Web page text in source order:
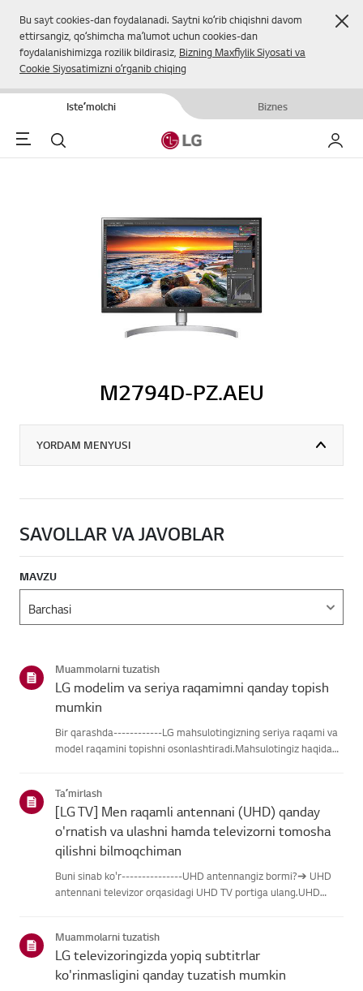
Bu sayt cookies-dan foydalanadi. Saytni koʻrib chiqishni davom
ettirsangiz, qoʻshimcha maʼlumot uchun cookies-dan
foydalanishimizga rozilik bildirasiz, Bizning Maxfiylik Siyosati va
Cookie Siyosatimizni oʻrganib chiqing
Isteʼmolchi Biznes
Menu Qidirish
M2794D-PZ.AEU
YORDAM MENYUSI
SAVOLLAR VA JAVOBLAR
MAVZU
Muammolarni tuzatish
LG modelim va seriya raqamimni qanday topish
mumkin
Bir qarashda------------LG mahsulotingizning seriya raqami va
model raqamini topishni osonlashtiradi.Mahsulotingiz haqidagi
Taʼmirlash
[LG TV] Men raqamli antennani (UHD) qanday
o'rnatish va ulashni hamda televizorni tomosha
qilishni bilmoqchiman
Buni sinab ko'r---------------UHD antennangiz bormi?➔ UHD
antennani televizor orqasidagi UHD TV portiga ulang.UHD
joyga o'rn...
Muammolarni tuzatish
LG televizoringizda yopiq subtitrlar
ko'rinmasligini qanday tuzatish mumkin